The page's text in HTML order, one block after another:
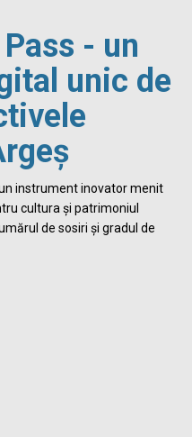
- un
unic de
instrument inovator menit
cultura și patrimoniul
de sosiri și gradul de